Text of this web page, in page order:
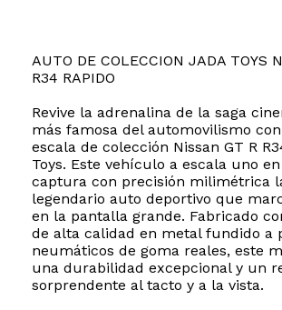
AUTO DE COLECCION JADA TOYS
R34 RAPIDO
Revive la adrenalina de la saga
más famosa del automovilismo
escala de colección Nissan GT R
Toys. Este vehículo a escala uno
captura con precisión milimétrica
legendario auto deportivo que
en la pantalla grande. Fabricado
de alta calidad en metal fundido a
neumáticos de goma reales, este
una durabilidad excepcional y un
sorprendente al tacto y a la vista.